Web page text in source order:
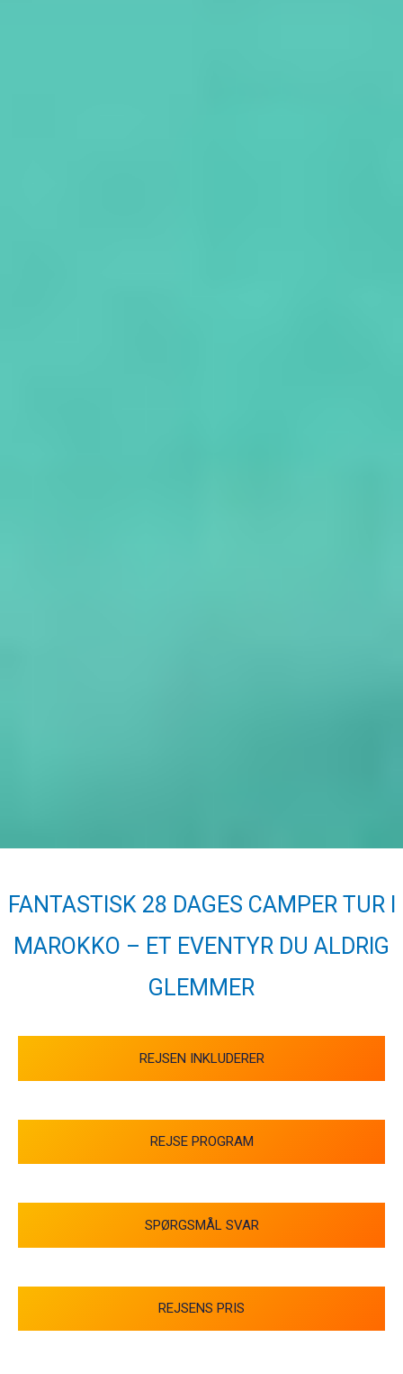
FANTASTISK 28 DAGES CAMPER TUR I
MAROKKO – ET EVENTYR DU ALDRIG
GLEMMER
REJSEN INKLUDERER
REJSE PROGRAM
SPØRGSMÅL SVAR
REJSENS PRIS